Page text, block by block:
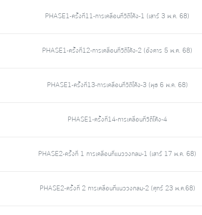
PHASE1-ครั้งที่11-การเคลื่อนที่วิถีโค้ง-1 (เสาร์ 3 พ.ค. 68)
PHASE1-ครั้งที่12-การเคลื่อนที่วิถีโค้ง-2 (อังคาร 5 พ.ค. 68)
PHASE1-ครั้งที่13-การเคลื่อนที่วิถีโค้ง-3 (พุธ 6 พ.ค. 68)
PHASE1-ครั้งที่14-การเคลื่อนที่วิถีโค้ง-4
PHASE2-ครั้งที่ 1 การเคลื่อนที่แนววงกลม-1 (เสาร์ 17 พ.ค. 68)
PHASE2-ครั้งที่ 2 การเคลื่อนที่แนววงกลม-2 (ศุกร์ 23 พ.ค.68)